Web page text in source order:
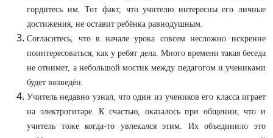
гордитесь им. Тот факт, что учителю интересны его личные
достижения, не оставит ребёнка равнодушным.
Согласитесь, что в начале урока совсем несложно искренне
поинтересоваться, как у ребят дела. Много времени такая беседа
не отнимет, а небольшой мостик между педагогом и учениками
будет возведён.
Учитель недавно узнал, что один из учеников его класса играет
на электрогитаре. К счастью, оказалось при общении, что и
учитель тоже когда-то увлекался этим. Их объединило это